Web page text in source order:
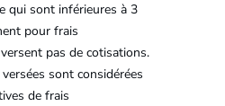
qui sont inférieures à 3
pour frais
pas de cotisations.
sont considérées
de frais